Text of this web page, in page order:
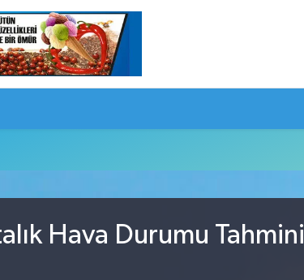
Hava Durumu Tahmini